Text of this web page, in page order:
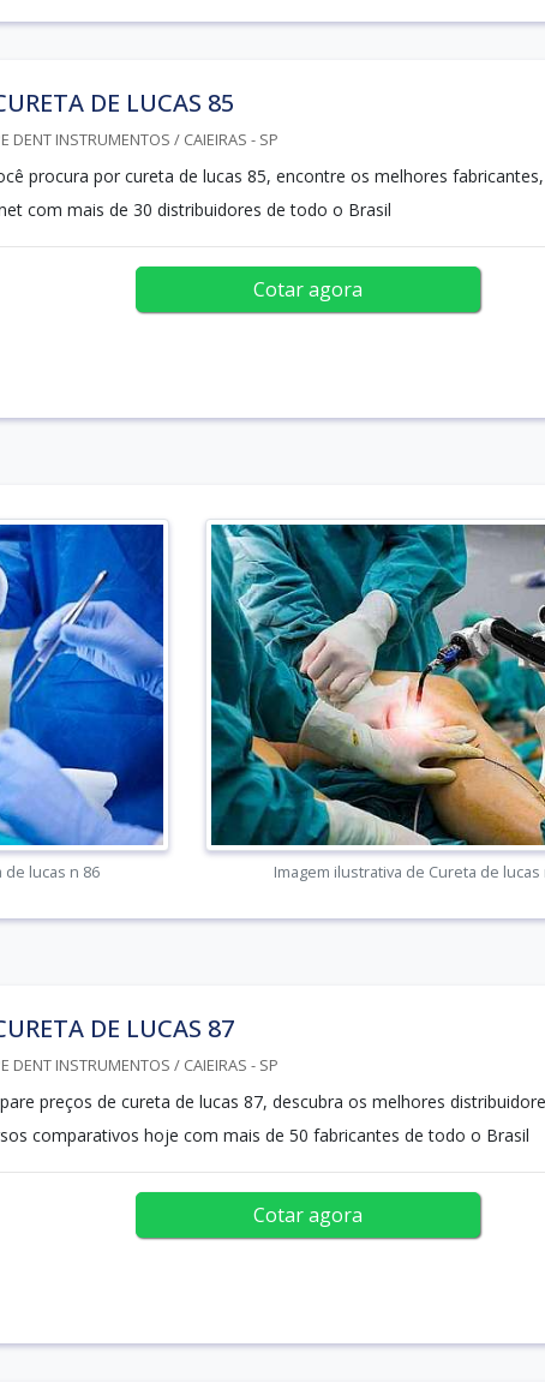
DE LUCAS 85
DENT INSTRUMENTOS / CAIEIRAS - SP
procura por cureta de lucas 85, encontre os melhores
com mais de 30 distribuidores de todo o Brasil
Cotar agora
de lucas n 86 Imagem ilustrativa de Cureta de lucas
DE LUCAS 87
DENT INSTRUMENTOS / CAIEIRAS - SP
preços de cureta de lucas 87, descubra os melhores
comparativos hoje com mais de 50 fabricantes de todo o Brasil
Cotar agora